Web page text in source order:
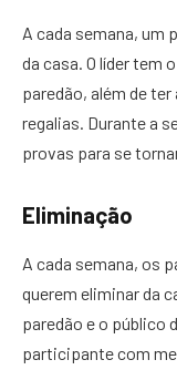
A cada semana, um
da casa. O líder tem
paredão, além de
regalias. Durante a
provas para se
Eliminação
A cada semana, os
querem eliminar da
paredão e o público
participante com